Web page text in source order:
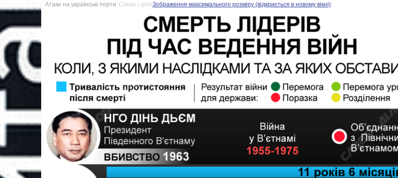
Атаки на українські порти Слово і ділоЗображення максимального розміру (відкриється в новому вікні)